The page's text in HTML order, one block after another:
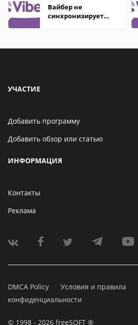
Вайбер не
синхронизирует
УЧАСТИЕ
Добавить программу
Добавить обзор или статью
ИНФОРМАЦИЯ
Контакты
Реклама
DMCA Policy Условия и правила
конфиденциальности
© 1998 - 2026 freeSOFT ®